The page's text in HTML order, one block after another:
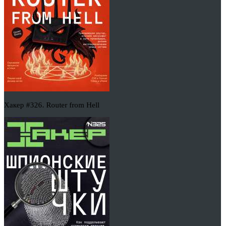
Хакер #326. Router from Hell